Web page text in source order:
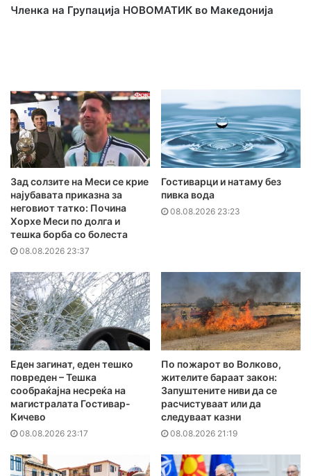
Членка на Групација НОВОМАТИК во Македонија
Зад солзите на Меси се крие
најубавата приказна за
неговиот татко: Почина
Хорхе Меси по долга и
тешка борба со болеста
08.08.2026 23:37
Гостиварци и натаму без
пивка вода
08.08.2026 23:23
Еден загинат, еден тешко
повреден – Тешка
сообраќајна несреќа на
магистралата Гостивар-
Кичево
08.08.2026 23:17
По пожарот во Волково,
жителите бараат закон:
Запуштените ниви да се
расчистуваат или да
следуваат казни
08.08.2026 21:19